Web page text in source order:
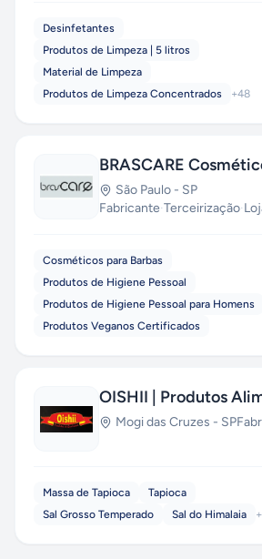
ABNT, o que nos torna
nacional a oferecer
de Green Buildings.
Desinfetantes
Produtos de Limpeza | 5 litros
Material de Limpeza
Produtos de Limpeza Concentrados
+48
BRASCARE
São Paulo - SP
Fabricante·Terceirização·
Cosméticos para Barbas
Produtos de Higiene Pessoal
Produtos de Higiene Pessoal para Homens
Produtos Veganos Certificados
OISHII | Produtos
Mogi das Cruzes - SP
Massa de Tapioca
Tapioca
Sal Grosso Temperado
Sal do Himalaia +